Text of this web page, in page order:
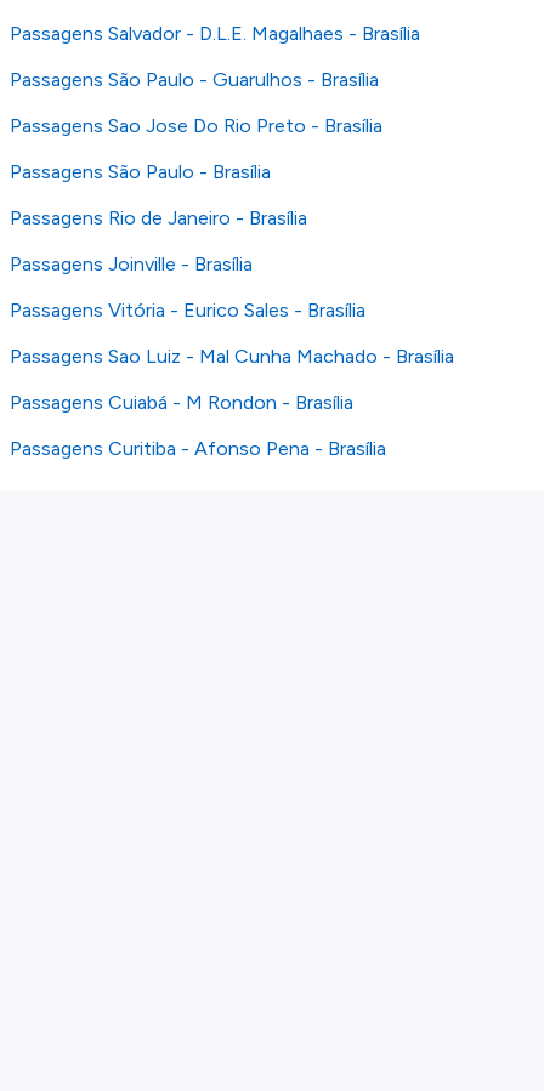
Passagens Salvador - D.L.E. Magalhaes - Brasília
Passagens São Paulo - Guarulhos - Brasília
Passagens Sao Jose Do Rio Preto - Brasília
Passagens São Paulo - Brasília
Passagens Rio de Janeiro - Brasília
Passagens Joinville - Brasília
Passagens Vitória - Eurico Sales - Brasília
Passagens Sao Luiz - Mal Cunha Machado - Brasília
Passagens Cuiabá - M Rondon - Brasília
Passagens Curitiba - Afonso Pena - Brasília